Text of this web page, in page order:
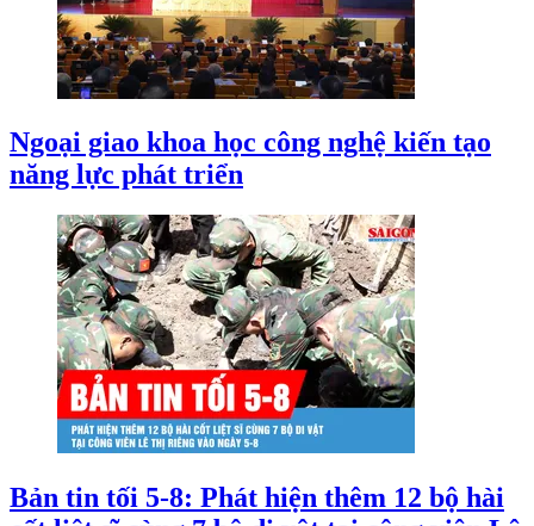
Ngoại giao khoa học công nghệ kiến tạo
năng lực phát triển
Bản tin tối 5-8: Phát hiện thêm 12 bộ hài